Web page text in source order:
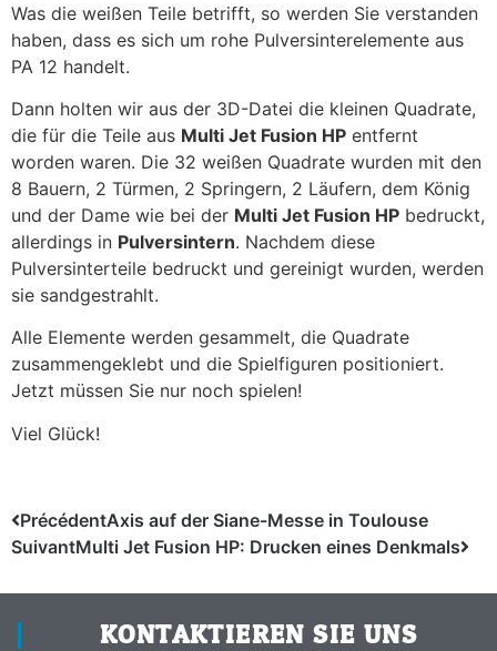
Was die weißen Teile betrifft, so werden Sie verstanden
haben, dass es sich um rohe Pulversinterelemente aus
PA 12 handelt.
Dann holten wir aus der 3D-Datei die kleinen Quadrate,
die für die Teile aus Multi Jet Fusion HP entfernt
worden waren. Die 32 weißen Quadrate wurden mit den
8 Bauern, 2 Türmen, 2 Springern, 2 Läufern, dem König
und der Dame wie bei der Multi Jet Fusion HP bedruckt,
allerdings in Pulversintern. Nachdem diese
Pulversinterteile bedruckt und gereinigt wurden, werden
sie sandgestrahlt.
Alle Elemente werden gesammelt, die Quadrate
zusammengeklebt und die Spielfiguren positioniert.
Jetzt müssen Sie nur noch spielen!
Viel Glück!
PrécédentAxis auf der Siane-Messe in Toulouse
SuivantMulti Jet Fusion HP: Drucken eines Denkmals
KONTAKTIEREN SIE UNS